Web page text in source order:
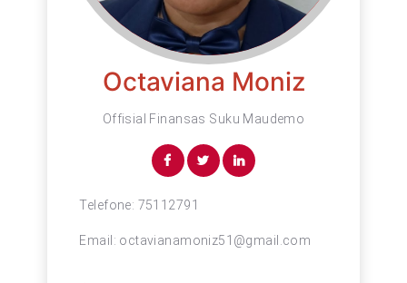
Octaviana Moniz
Offisial Finansas Suku Maudemo
Telefone: 75112791
Email: octavianamoniz51@gmail.com